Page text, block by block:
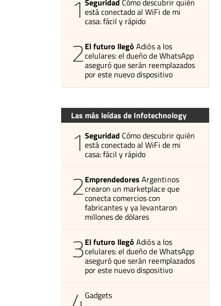
1 Seguridad Cómo descubrir quién
está conectado al WiFi de mi
casa: fácil y rápido
2El futuro llegó Adiós a los
celulares: el dueño de WhatsApp
aseguró que serán reemplazados
por este nuevo dispositivo
Las más leídas de Infotechnology
1 Seguridad Cómo descubrir quién
está conectado al WiFi de mi
casa: fácil y rápido
2Emprendedores Argentinos
crearon un marketplace que
conecta comercios con
fabricantes y ya levantaron
millones de dólares
3El futuro llegó Adiós a los
celulares: el dueño de WhatsApp
aseguró que serán reemplazados
por este nuevo dispositivo
Gadgets